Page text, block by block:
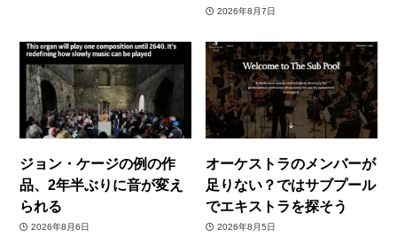
2026年8月7日
ジョン・ケージの例の作
品、2年半ぶりに音が変え
られる
2026年8月6日
オーケストラのメンバーが
足りない？ではサブプール
でエキストラを探そう
2026年8月5日